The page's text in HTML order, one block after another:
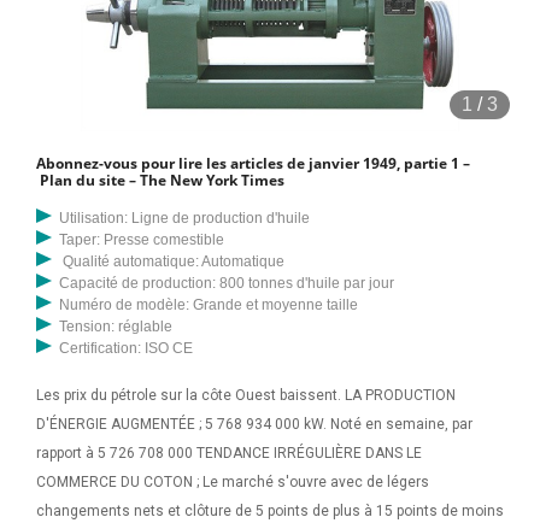
1 /3
Abonnez-vous pour lire les articles de janvier 1949, partie 1 –
Plan du site – The New York Times
Utilisation: Ligne de production d'huile
Taper: Presse comestible
Qualité automatique: Automatique
Capacité de production: 800 tonnes d'huile par jour
Numéro de modèle: Grande et moyenne taille
Tension: réglable
Certification: ISO CE
Les prix du pétrole sur la côte Ouest baissent. LA PRODUCTION
D'ÉNERGIE AUGMENTÉE ; 5 768 934 000 kW. Noté en semaine, par
rapport à 5 726 708 000 TENDANCE IRRÉGULIÈRE DANS LE
COMMERCE DU COTON ; Le marché s'ouvre avec de légers
changements nets et clôture de 5 points de plus à 15 points de moins